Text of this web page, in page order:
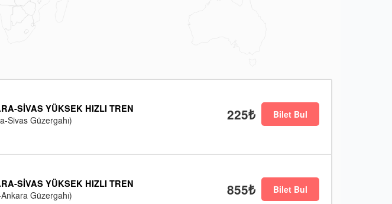
SIVAS YÜKSEK HIZLI TREN
Sivas Güzergahı)
225₺ Bilet Bul
SIVAS YÜKSEK HIZLI TREN
Güzergahı)
855₺ Bilet Bul